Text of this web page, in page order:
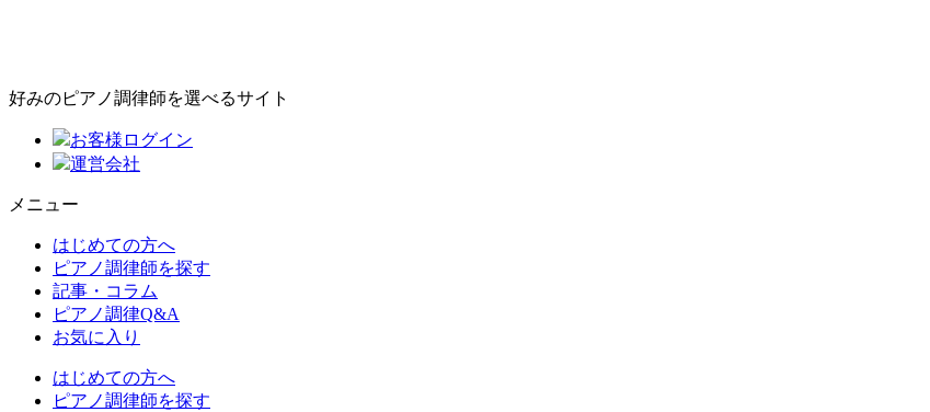
好みのピアノ調律師を選べるサイト
お客様ログイン
運営会社
メニュー
はじめての方へ
ピアノ調律師を探す
記事・コラム
ピアノ調律Q&A
お気に入り
はじめての方へ
ピアノ調律師を探す